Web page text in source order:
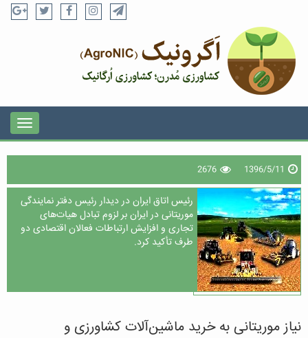
1396/5/11
2676
رئیس اتاق ایران در دیدار رئیس دفتر نمایندگی
موریتانی در ایران بر لزوم تبادل هیات‌های
تجاری و افزایش ارتباطات فعالان اقتصادی دو
طرف تأکید کرد.
نیاز موریتانی به خرید ماشین‌آلات کشاورزی و